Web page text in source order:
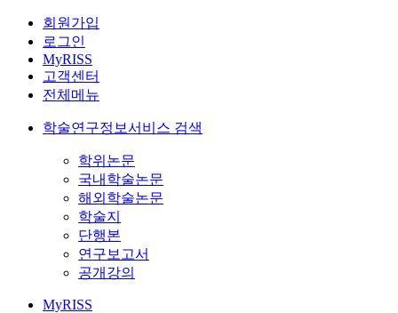
회원가입
로그인
MyRISS
고객센터
전체메뉴
학술연구정보서비스 검색
학위논문
국내학술논문
해외학술논문
학술지
단행본
연구보고서
공개강의
MyRISS